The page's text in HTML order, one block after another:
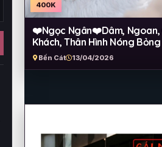
400K
❤️Ngọc Ngân❤️Dâm, Ngoan,
Khách, Thân Hình Nóng Bỏng
Bến Cát 13/04/2026